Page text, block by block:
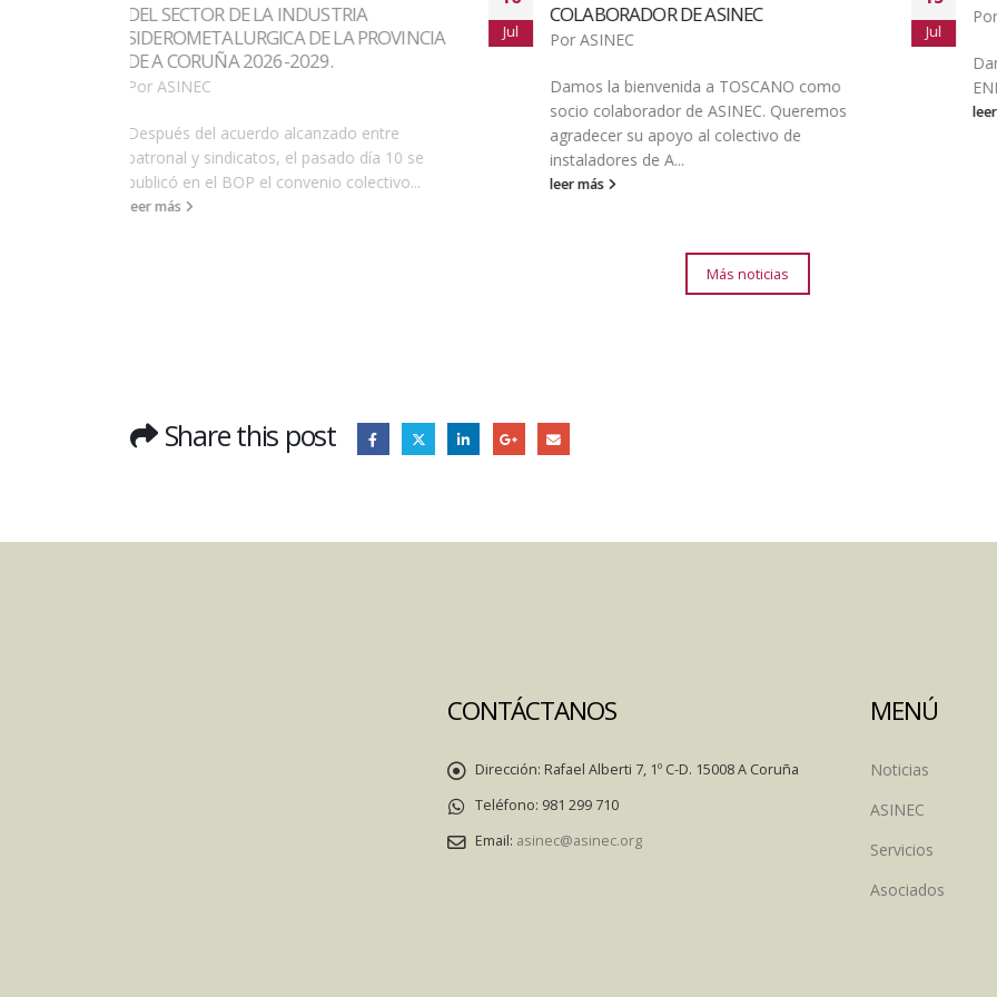
Jul
COLABORADOR DE ASINEC
PorASINEC
Damos la bienvenida a TOSCANO como
agradecer su apoyo al colectivo de
instaladores de A...
leer más
Jul
PorASINEC
ENRIQUE como nuevo asociado de ASINEC.
leer más
Más noticias
Share this post
CONTÁCTANOS
Dirección: Rafael Alberti 7, 1º C-D. 15008 A Coruña
Teléfono: 981 299 710
Email: asinec@asinec.org
MENÚ
Noticias
ASINEC
Servicios
Asociados